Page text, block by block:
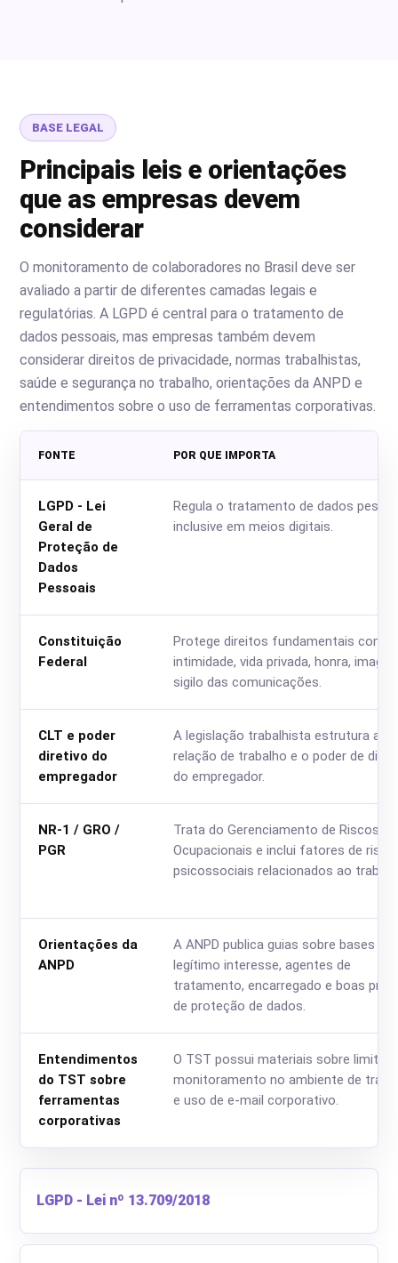
BASE LEGAL
Principais leis e orientações
que as empresas devem
considerar
O monitoramento de colaboradores no Brasil deve ser
avaliado a partir de diferentes camadas legais e
regulatórias. A LGPD é central para o tratamento de
dados pessoais, mas empresas também devem
considerar direitos de privacidade, normas trabalhistas,
saúde e segurança no trabalho, orientações da ANPD e
entendimentos sobre o uso de ferramentas corporativas.
FONTE POR QUE IMPORTA
LGPD - Lei
Geral de
Proteção de
Dados
Pessoais
Regula o tratamento de dados
inclusive em meios digitais.
Constituição
Federal
Protege direitos fundamentais como
intimidade, vida privada, honra,
sigilo das comunicações.
CLT e poder
diretivo do
empregador
A legislação trabalhista estrutura a
relação de trabalho e o poder de
do empregador.
NR-1 / GRO /
PGR
Trata do Gerenciamento de Riscos
Ocupacionais e inclui fatores de risco
psicossociais relacionados ao
Orientações da
ANPD
A ANPD publica guias sobre bases
legítimo interesse, agentes de
tratamento, encarregado e boas
de proteção de dados.
Entendimentos
do TST sobre
ferramentas
corporativas
O TST possui materiais sobre limites
monitoramento no ambiente de
e uso de e-mail corporativo.
LGPD - Lei nº 13.709/2018